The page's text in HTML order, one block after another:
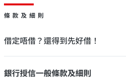
條款及細則
借定唔借？還得到先好借！
銀行授信一般條款及細則